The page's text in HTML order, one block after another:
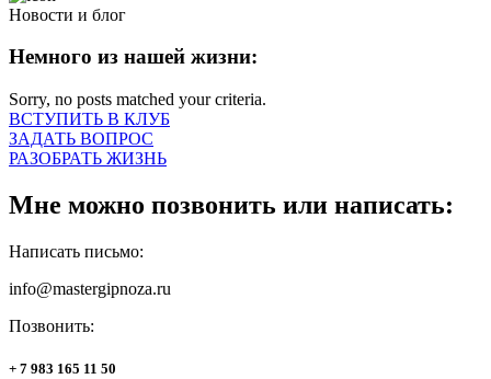
Новости и блог
Немного из нашей жизни:
Sorry, no posts matched your criteria.
ВСТУПИТЬ В КЛУБ
ЗАДАТЬ ВОПРОС
РАЗОБРАТЬ ЖИЗНЬ
Мне можно позвонить или написать:
Написать письмо:
info@mastergipnoza.ru
Позвонить:
+ 7 983 165 11 50